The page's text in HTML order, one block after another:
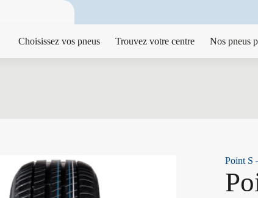
Choisissez vos pneus Trouvez votre centre Nos pneus
Point S